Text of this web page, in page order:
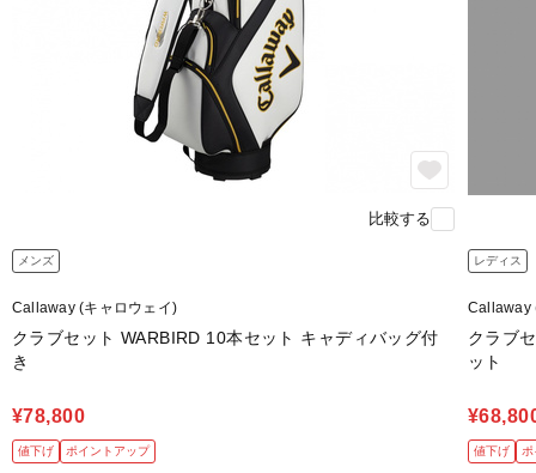
比較する
メンズ
Callaway (キャロウェイ)
クラブセット WARBIRD 10本セット キャディバッグ付
き
¥78,800
値下げ ポイントアップ
レディス
Callaway
クラブ
ット
値下げ